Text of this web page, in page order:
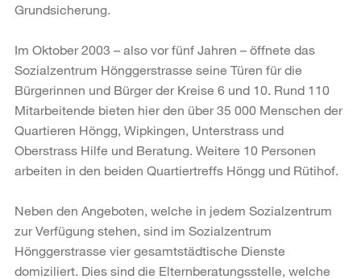
Grundsicherung.
Im Oktober 2003 – also vor fünf Jahren – öffnete das
Sozialzentrum Hönggerstrasse seine Türen für die
Bürgerinnen und Bürger der Kreise 6 und 10. Rund 110
Mitarbeitende bieten hier den über 35 000 Menschen der
Quartieren Höngg, Wipkingen, Unterstrass und
Oberstrass Hilfe und Beratung. Weitere 10 Personen
arbeiten in den beiden Quartiertreffs Höngg und Rütihof.
Neben den Angeboten, welche in jedem Sozialzentrum
zur Verfügung stehen, sind im Sozialzentrum
Hönggerstrasse vier gesamtstädtische Dienste
domiziliert. Dies sind die Elternberatungsstelle, welche